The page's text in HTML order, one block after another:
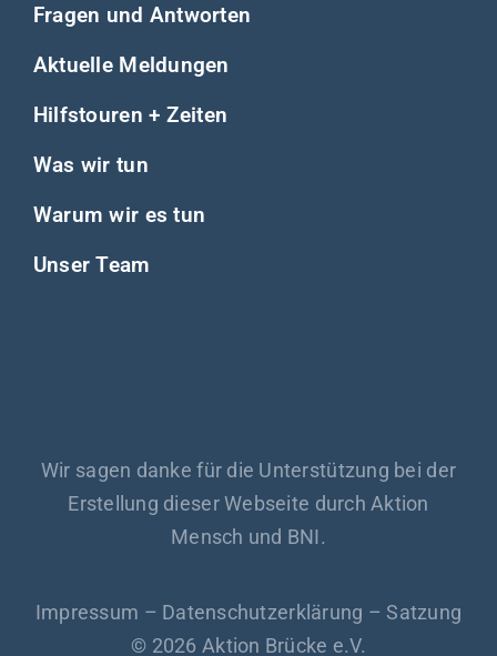
Fragen und Antworten
Aktuelle Meldungen
Hilfstouren + Zeiten
Was wir tun
Warum wir es tun
Unser Team
Wir sagen danke für die Unterstützung bei der
Erstellung dieser Webseite durch Aktion
Mensch und BNI.
Impressum – Datenschutzerklärung – Satzung
© 2026 Aktion Brücke e.V.